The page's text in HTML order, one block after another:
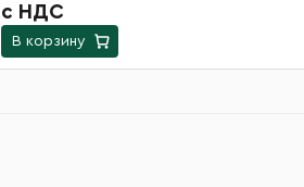
с НДС
В корзину